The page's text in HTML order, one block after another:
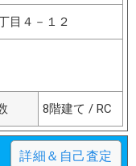
目４－１２
8階建て / RC
詳細＆自己査定